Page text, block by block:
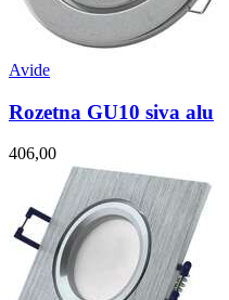
Avide
Rozetna GU10 siva alu
406,00